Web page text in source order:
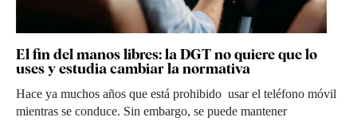
El fin del manos libres: la DGT no quiere que lo
uses y estudia cambiar la normativa
Hace ya muchos años que está prohibido usar el teléfono móvil
mientras se conduce. Sin embargo, se puede mantener